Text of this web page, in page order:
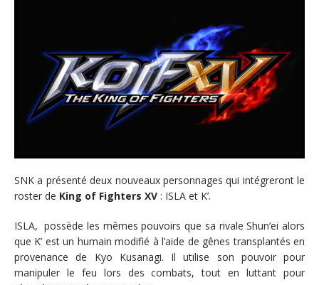
SNK a présenté deux nouveaux personnages qui intégreront le
roster de King of Fighters XV : ISLA et K’.
ISLA, possède les mêmes pouvoirs que sa rivale Shun’ei alors
que K’ est un humain modifié à l’aide de gênes transplantés en
provenance de Kyo Kusanagi. Il utilise son pouvoir pour
manipuler le feu lors des combats, tout en luttant pour